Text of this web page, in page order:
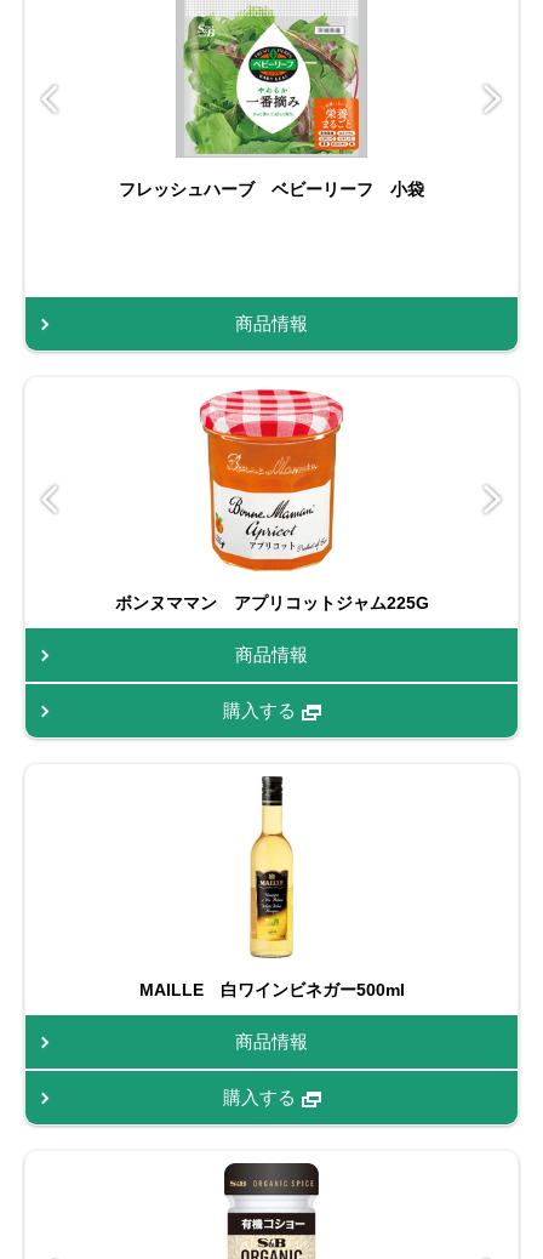
フレッシュハーブ ベビーリーフ 小袋
商品情報
ボンヌママン アプリコットジャム225G
商品情報
購入する
MAILLE 白ワインビネガー500ml
商品情報
購入する